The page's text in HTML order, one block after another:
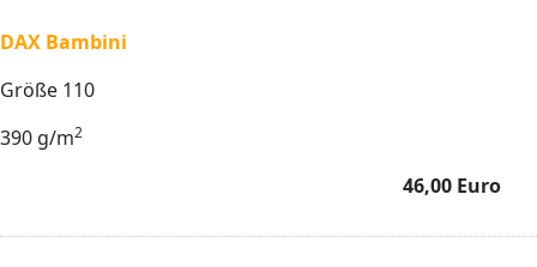
DAX Bambini
Größe 110
390 g/m2
46,00 Euro